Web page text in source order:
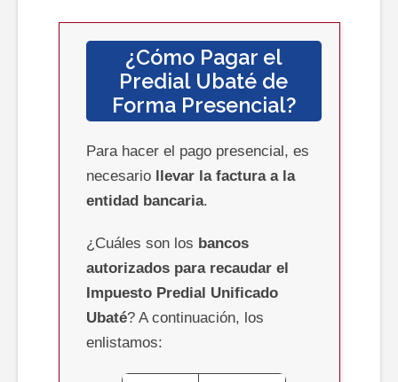
¿Cómo Pagar el
Predial Ubaté de
Forma Presencial?
Para hacer el pago presencial, es
necesario llevar la factura a la
entidad bancaria.
¿Cuáles son los bancos
autorizados para recaudar el
Impuesto Predial Unificado
Ubaté? A continuación, los
enlistamos: